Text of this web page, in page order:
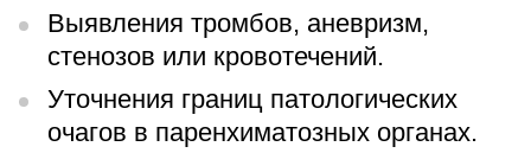
Выявления тромбов, аневризм,
стенозов или кровотечений.
Уточнения границ патологических
очагов в паренхиматозных органах.